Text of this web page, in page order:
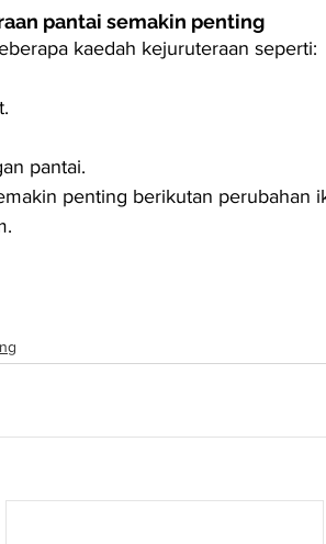
pantai semakin penting
kaedah kejuruteraan seperti:
pantai.
penting berikutan perubahan